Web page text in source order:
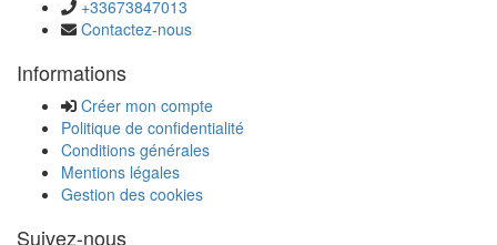
+33673847013
Contactez-nous
Informations
Créer mon compte
Politique de confidentialité
Conditions générales
Mentions légales
Gestion des cookies
Suivez-nous